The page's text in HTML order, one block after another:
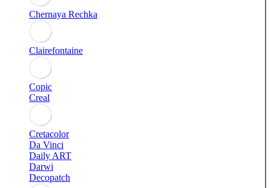
Chernaya Rechka
Clairefontaine
Copic
Creal
Cretacolor
Da Vinci
Daily ART
Darwi
Decopatch